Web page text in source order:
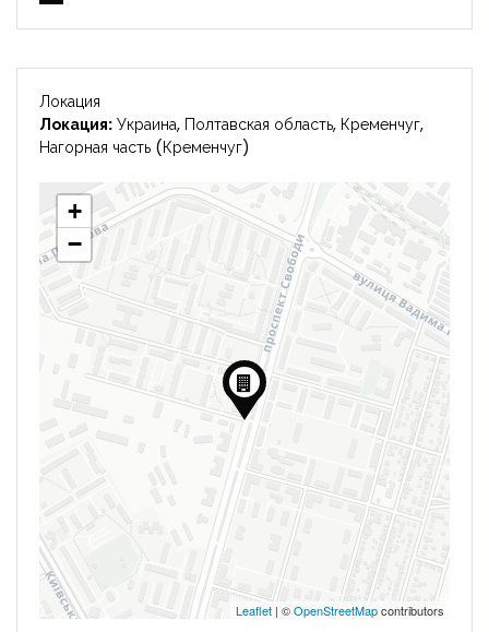
Локация
Локация: Украина, Полтавская область, Кременчуг,
Нагорная часть (Кременчуг)
+
−
Leaflet | ©OpenStreetMapcontributors